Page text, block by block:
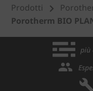
Prodotti
Porotherm BIO
più